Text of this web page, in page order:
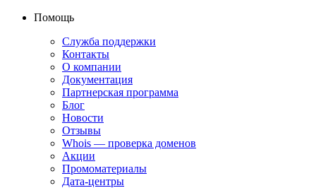
Помощь
Служба поддержки
Контакты
О компании
Документация
Партнерская программа
Блог
Новости
Отзывы
Whois — проверка доменов
Акции
Промоматериалы
Дата-центры